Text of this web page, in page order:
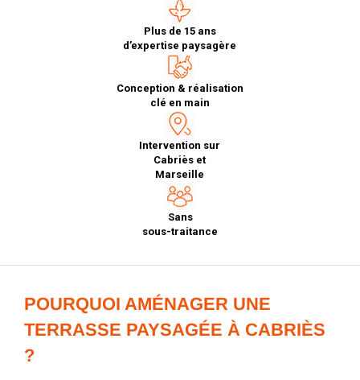
Plus de 15 ans
d’expertise paysagère
Conception & réalisation
clé en main
Intervention sur
Cabriès et
Marseille
Sans
sous-traitance
POURQUOI AMÉNAGER UNE
TERRASSE PAYSAGÉE À CABRIÈS
?